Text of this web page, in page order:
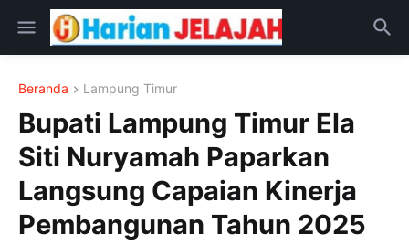
Beranda Lampung Timur
Bupati Lampung Timur Ela
Siti Nuryamah Paparkan
Langsung Capaian Kinerja
Pembangunan Tahun 2025